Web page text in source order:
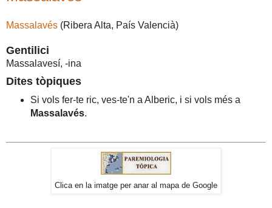
Massalavés (Ribera Alta, País Valencià)
Gentilici
Massalavesí, -ina
Dites tòpiques
Si vols fer-te ric, ves-te'n a Alberic, i si vols més a
Massalavés.
Clica en la imatge per anar al mapa de Google